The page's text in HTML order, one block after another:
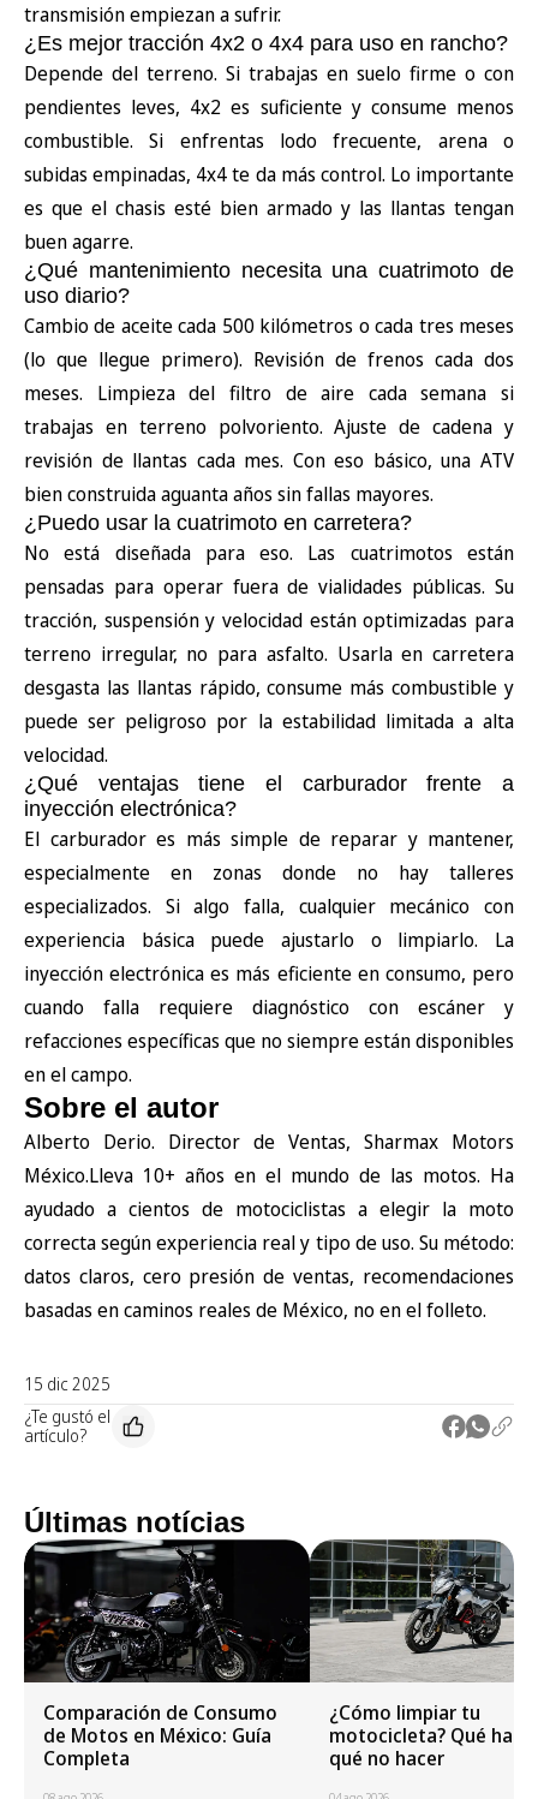
transmisión empiezan a sufrir.
¿Es mejor tracción 4x2 o 4x4 para uso en rancho?
Depende del terreno. Si trabajas en suelo firme o con
pendientes leves, 4x2 es suficiente y consume menos
combustible. Si enfrentas lodo frecuente, arena o
subidas empinadas, 4x4 te da más control. Lo importante
es que el chasis esté bien armado y las llantas tengan
buen agarre.
¿Qué mantenimiento necesita una cuatrimoto de
uso diario?
Cambio de aceite cada 500 kilómetros o cada tres meses
(lo que llegue primero). Revisión de frenos cada dos
meses. Limpieza del filtro de aire cada semana si
trabajas en terreno polvoriento. Ajuste de cadena y
revisión de llantas cada mes. Con eso básico, una ATV
bien construida aguanta años sin fallas mayores.
¿Puedo usar la cuatrimoto en carretera?
No está diseñada para eso. Las cuatrimotos están
pensadas para operar fuera de vialidades públicas. Su
tracción, suspensión y velocidad están optimizadas para
terreno irregular, no para asfalto. Usarla en carretera
desgasta las llantas rápido, consume más combustible y
puede ser peligroso por la estabilidad limitada a alta
velocidad.
¿Qué ventajas tiene el carburador frente a
inyección electrónica?
El carburador es más simple de reparar y mantener,
especialmente en zonas donde no hay talleres
especializados. Si algo falla, cualquier mecánico con
experiencia básica puede ajustarlo o limpiarlo. La
inyección electrónica es más eficiente en consumo, pero
cuando falla requiere diagnóstico con escáner y
refacciones específicas que no siempre están disponibles
en el campo.
Sobre el autor
Alberto Derio. Director de Ventas, Sharmax Motors
México.Lleva 10+ años en el mundo de las motos. Ha
ayudado a cientos de motociclistas a elegir la moto
correcta según experiencia real y tipo de uso. Su método:
datos claros, cero presión de ventas, recomendaciones
basadas en caminos reales de México, no en el folleto.
15 dic 2025
¿Te gustó el
artículo?
Últimas notícias
Comparación de Consumo
de Motos en México: Guía
Completa
¿Cómo limpiar tu
motocicleta? Qué
qué no hacer